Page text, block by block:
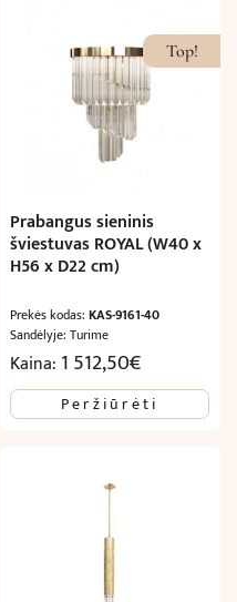
Top!
Prabangus sieninis
šviestuvas ROYAL (W40 x
H56 x D22 cm)
Prekės kodas:KAS-9161-40
Sandėlyje: Turime
Kaina: 1 512,50€
Peržiūrėti